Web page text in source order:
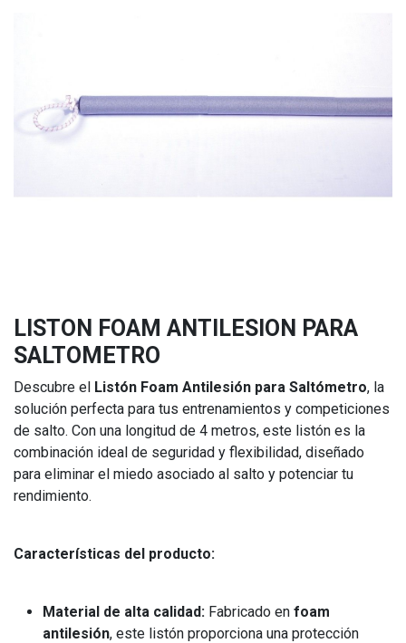
LISTON FOAM ANTILESION PARA
SALTOMETRO
Descubre el Listón Foam Antilesión para Saltómetro, la
solución perfecta para tus entrenamientos y competiciones
de salto. Con una longitud de 4 metros, este listón es la
combinación ideal de seguridad y flexibilidad, diseñado
para eliminar el miedo asociado al salto y potenciar tu
rendimiento.
Características del producto:
Material de alta calidad: Fabricado en foam
antilesión, este listón proporciona una protección